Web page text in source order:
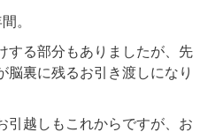
。
する部分もありましたが、先
脳裏に残るお引き渡しになり
引越しもこれからですが、お